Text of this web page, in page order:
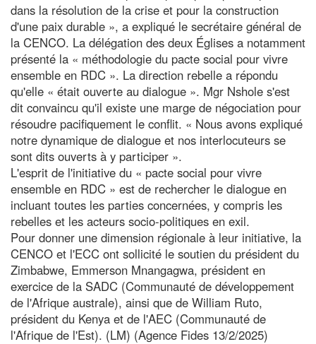
dans la résolution de la crise et pour la construction
d'une paix durable », a expliqué le secrétaire général de
la CENCO. La délégation des deux Églises a notamment
présenté la « méthodologie du pacte social pour vivre
ensemble en RDC ». La direction rebelle a répondu
qu'elle « était ouverte au dialogue ». Mgr Nshole s'est
dit convaincu qu'il existe une marge de négociation pour
résoudre pacifiquement le conflit. « Nous avons expliqué
notre dynamique de dialogue et nos interlocuteurs se
sont dits ouverts à y participer ».
L'esprit de l'initiative du « pacte social pour vivre
ensemble en RDC » est de rechercher le dialogue en
incluant toutes les parties concernées, y compris les
rebelles et les acteurs socio-politiques en exil.
Pour donner une dimension régionale à leur initiative, la
CENCO et l'ECC ont sollicité le soutien du président du
Zimbabwe, Emmerson Mnangagwa, président en
exercice de la SADC (Communauté de développement
de l'Afrique australe), ainsi que de William Ruto,
président du Kenya et de l'AEC (Communauté de
l'Afrique de l'Est). (LM) (Agence Fides 13/2/2025)